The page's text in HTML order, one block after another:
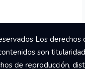
Los
son
de reproducción,